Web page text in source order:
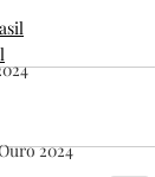
2024